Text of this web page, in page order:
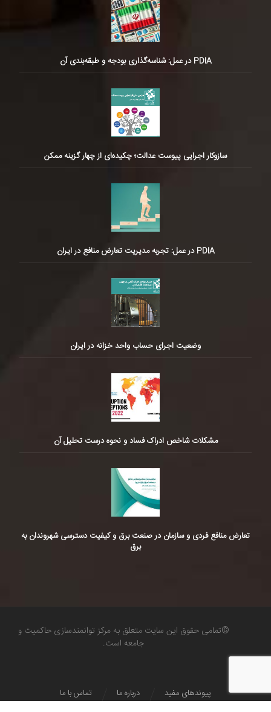
PDIA در عمل: شناسه‌گذاری بودجه و طبقه‌بندی آن
سازوکار اجرایی پیوست عدالت؛ چکیده‌ای از چهار گزینه ممکن
PDIA در عمل: تجربه مدیریت تعارض منافع در ایران
وضعیت اجرای حساب واحد خزانه در ایران
مشکلات شاخص ادراک فساد و نحوه درست تحلیل آن
تعارض منافع فردی و سازمان در صنعت برق و کیفیت دسترسی شهروندان به
برق
©تمامی حقوق این سایت متعلق به مرکز توانمندسازی حاکمیت و
جامعه است.
تماس با ما درباره ما پیوندهای مفید